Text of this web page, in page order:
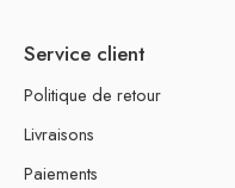
Service client
Politique de retour
Livraisons
Paiements